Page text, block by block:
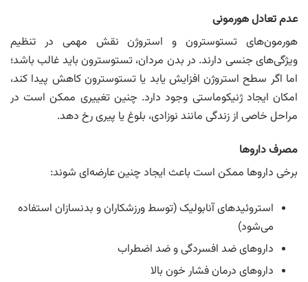
عدم تعادل هورمونی
هورمون‌های تستوسترون و استروژن نقش مهمی در تنظیم
ویژگی‌های جنسی دارند. در بدن مردان، تستوسترون باید غالب باشد؛
اما اگر سطح استروژن افزایش یابد یا تستوسترون کاهش پیدا کند،
امکان ایجاد ژنیکوماستی وجود دارد. چنین تغییری ممکن است در
مراحل خاصی از زندگی مانند نوزادی، بلوغ یا پیری رخ دهد.
مصرف داروها
برخی داروها ممکن است باعث ایجاد چنین عارضه‌ای شوند:
استروئیدهای آنابولیک (توسط ورزشکاران و بدنسازان استفاده
می‌شود)
داروهای ضد افسردگی و ضد اضطراب
داروهای درمان فشار خون بالا